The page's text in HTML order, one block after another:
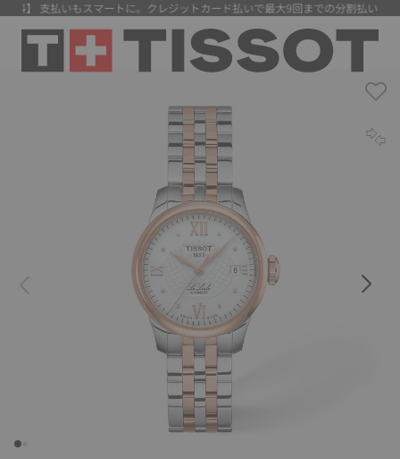
】 支払いもスマートに。クレジットカード払いで最大9回までの分割払いが可